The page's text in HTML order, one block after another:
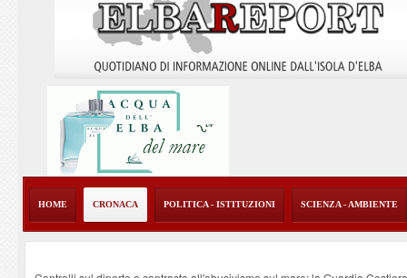
HOME CRONACA POLITICA - ISTITUZIONI SCIENZA - AMBIENTE